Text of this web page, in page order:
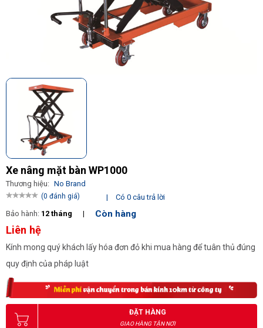
Xe nâng mặt bàn WP1000
Thương hiệu: No Brand
(0 đánh giá) |
Có 0 câu trả lời
Bảo hành: 12 tháng | Còn hàng
Liên hệ
Kính mong quý khách lấy hóa đơn đỏ khi mua hàng để tuân thủ đúng
quy định của pháp luật
ĐẶT HÀNG
GIAO HÀNG TẬN NƠI